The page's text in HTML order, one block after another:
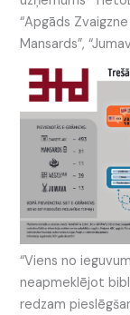
“Apgāds
Mansards”,
“Viens no
neapmeklējot
redzam